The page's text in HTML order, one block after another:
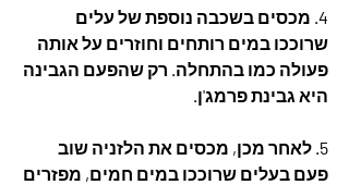
4. מכסים בשכבה נוספת של עלים
שרוככו במים רותחים וחוזרים על אותה
פעולה כמו בהתחלה. רק שהפעם הגבינה
היא גבינת פרמג'ן.
5. לאחר מכן, מכסים את הלזניה שוב
פעם בעלים שרוככו במים חמים, מפזרים